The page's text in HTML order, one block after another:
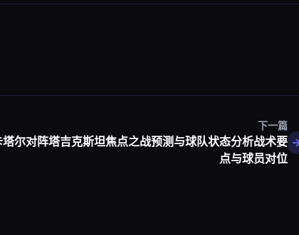
下一篇
塔尔对阵塔吉克斯坦焦点之战预测与球队状态分析战术要
点与球员对位